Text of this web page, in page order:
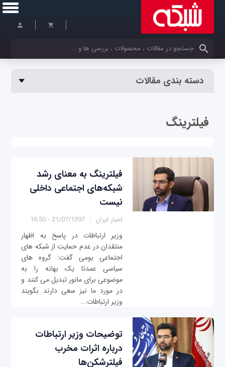
کلمات کلیدی خود را وارد کنید
دسته بندی مقالات
فیلترینگ
فیلترینگ به معنای رشد
شبکه‌های اجتماعی داخلی
نیست
اخبار ایران 21/07/1397 - 16:50
وزیر ارتباطات در پاسخ به اظهار
منتقدان در عدم حمایت از شبکه های
اجتماعی بومی گفت: گروه های
سیاسی عمدتا یک بهانه را به
موضوعی برای مانور تبدیل می کنند و
در مورد ما نیز سعی دارند بگویند
وزیر ارتباطات...
توضیحات وزیر ارتباطات
درباره اثرات مخرب
فیلترشکن‌ها